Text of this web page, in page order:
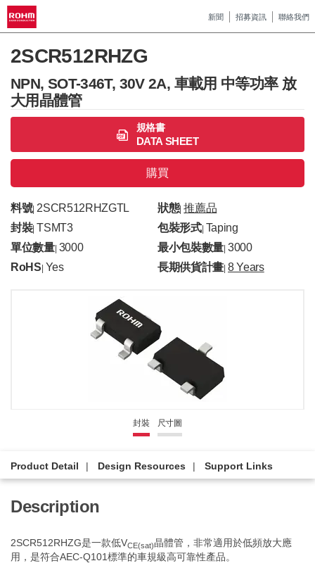
新聞 招募資訊 聯絡我們
2SCR512RHZG
NPN, SOT-346T, 30V 2A, 車載用 中等功率 放
大用晶體管
規格書
DATA SHEET
購買
料號|2SCR512RHZGTL 狀態|推薦品
封裝| TSMT3 包裝形式| Taping
單位數量| 3000 最小包裝數量 |3000
RoHS Yes 長期供貨計畫 |8 Years
封裝 尺寸圖
Product Detail Design Resources Support Links
Description
2SCR512RHZG是一款低VCE(sat)晶體管，非常適用於低頻放大應
用，是符合AEC-Q101標準的車規級高可靠性產品。